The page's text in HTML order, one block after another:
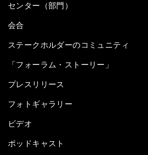
センター（部門）
会合
ステークホルダーのコミュニティ
「フォーラム・ストーリー」
プレスリリース
フォトギャラリー
ビデオ
ポッドキャスト